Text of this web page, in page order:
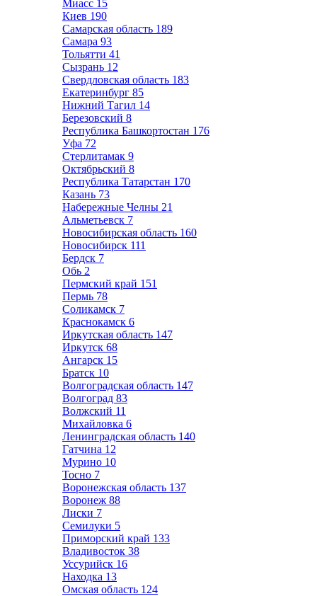
Миасс 15
Киев 190
Самарская область 189
Самара 93
Тольятти 41
Сызрань 12
Свердловская область 183
Екатеринбург 85
Нижний Тагил 14
Березовский 8
Республика Башкортостан 176
Уфа 72
Стерлитамак 9
Октябрьский 8
Республика Татарстан 170
Казань 73
Набережные Челны 21
Альметьевск 7
Новосибирская область 160
Новосибирск 111
Бердск 7
Обь 2
Пермский край 151
Пермь 78
Соликамск 7
Краснокамск 6
Иркутская область 147
Иркутск 68
Ангарск 15
Братск 10
Волгоградская область 147
Волгоград 83
Волжский 11
Михайловка 6
Ленинградская область 140
Гатчина 12
Мурино 10
Тосно 7
Воронежская область 137
Воронеж 88
Лиски 7
Семилуки 5
Приморский край 133
Владивосток 38
Уссурийск 16
Находка 13
Омская область 124